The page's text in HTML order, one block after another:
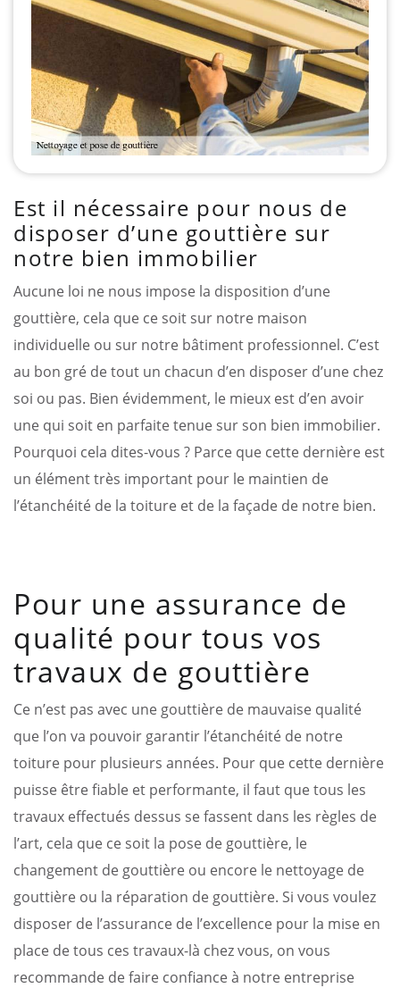
Est il nécessaire pour nous de
disposer d’une gouttière sur
notre bien immobilier
Aucune loi ne nous impose la disposition d’une
gouttière, cela que ce soit sur notre maison
individuelle ou sur notre bâtiment professionnel. C’est
au bon gré de tout un chacun d’en disposer d’une chez
soi ou pas. Bien évidemment, le mieux est d’en avoir
une qui soit en parfaite tenue sur son bien immobilier.
Pourquoi cela dites-vous ? Parce que cette dernière est
un élément très important pour le maintien de
l’étanchéité de la toiture et de la façade de notre bien.
Pour une assurance de
qualité pour tous vos
travaux de gouttière
Ce n’est pas avec une gouttière de mauvaise qualité
que l’on va pouvoir garantir l’étanchéité de notre
toiture pour plusieurs années. Pour que cette dernière
puisse être fiable et performante, il faut que tous les
travaux effectués dessus se fassent dans les règles de
l’art, cela que ce soit la pose de gouttière, le
changement de gouttière ou encore le nettoyage de
gouttière ou la réparation de gouttière. Si vous voulez
disposer de l’assurance de l’excellence pour la mise en
place de tous ces travaux-là chez vous, on vous
recommande de faire confiance à notre entreprise